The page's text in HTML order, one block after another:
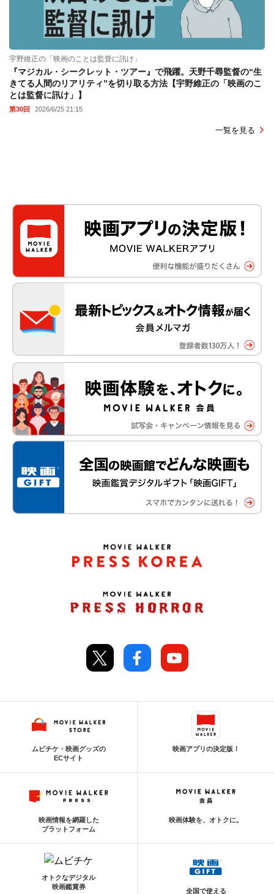
宇野維正の「映画のことは監督に訊け」
『マジカル・シークレット・ツアー』で飛躍。天野千尋監督の“生
きてる人間のリアリティ”を切り取る方法【宇野維正の「映画のこ
とは監督に訊け」】
第30回 2026/6/25 21:15
一覧を見る
ムビチケ・映画グッズの
ECサイト
映画アプリの決定版！
映画情報を網羅した
プラットフォーム
映画体験を、オトクに。
オトクなデジタル
映画鑑賞券
全国で使える